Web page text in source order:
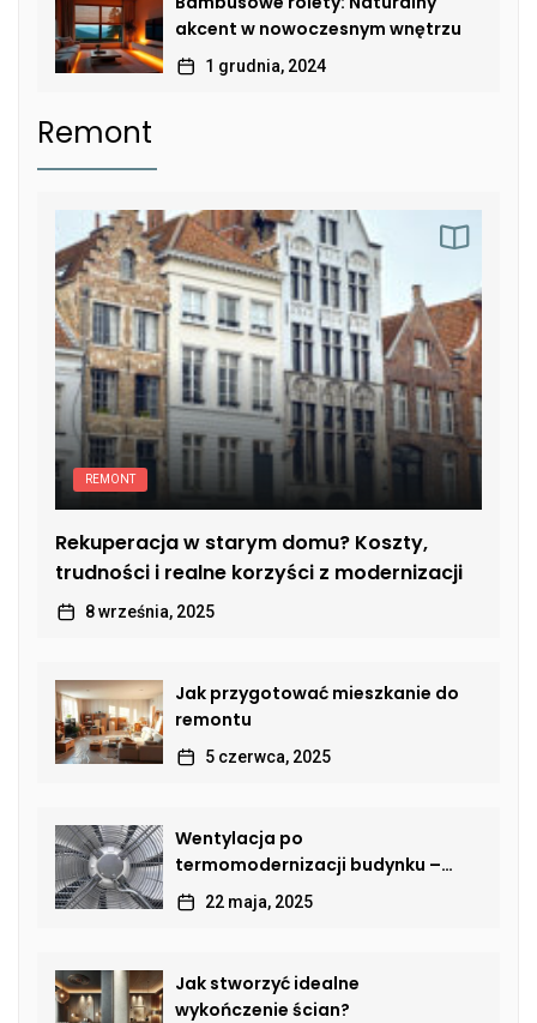
akcent w nowoczesnym wnętrzu
1 grudnia, 2024
Remont
REMONT
Rekuperacja w starym domu? Koszty,
trudności i realne korzyści z modernizacji
8 września, 2025
Jak przygotować mieszkanie do
remontu
5 czerwca, 2025
Wentylacja po
termomodernizacji budynku –
jak przywrócić sprawną wymianę
powietrza?
22 maja, 2025
Jak stworzyć idealne
wykończenie ścian?